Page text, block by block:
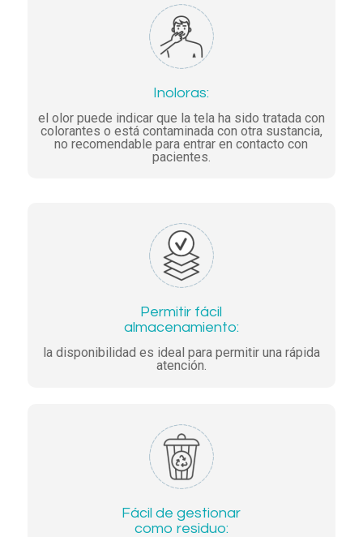
Inoloras:
el olor puede indicar que la tela ha sido tratada con
colorantes o está contaminada con otra sustancia,
no recomendable para entrar en contacto con
pacientes.
Permitir fácil
almacenamiento:
la disponibilidad es ideal para permitir una rápida
atención.
Fácil de gestionar
como residuo: